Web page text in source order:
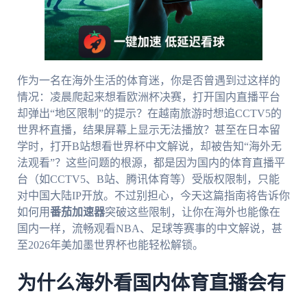
作为一名在海外生活的体育迷，你是否曾遇到过这样的
情况：凌晨爬起来想看欧洲杯决赛，打开国内直播平台
却弹出“地区限制”的提示？在越南旅游时想追CCTV5的
世界杯直播，结果屏幕上显示无法播放？甚至在日本留
学时，打开B站想看世界杯中文解说，却被告知“海外无
法观看”？这些问题的根源，都是因为国内的体育直播平
台（如CCTV5、B站、腾讯体育等）受版权限制，只能
对中国大陆IP开放。不过别担心，今天这篇指南将告诉你
如何用番茄加速器突破这些限制，让你在海外也能像在
国内一样，流畅观看NBA、足球等赛事的中文解说，甚
至2026年美加墨世界杯也能轻松解锁。
为什么海外看国内体育直播会有